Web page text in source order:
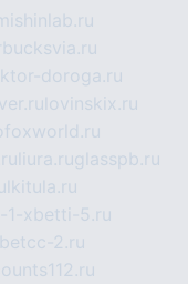
mishinlab.ru
doroga.ru
lovinskix.ru
liura.ruglasspb.ru
1-xbetti-5.ru
2.ru